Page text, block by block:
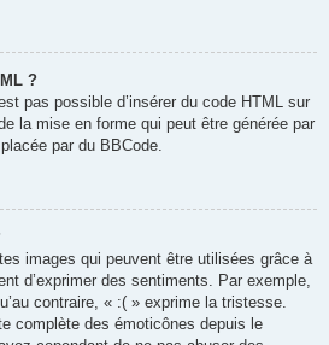
?
pas possible d’insérer du code HTML sur
la mise en forme qui peut être générée par
par du BBCode.
images qui peuvent être utilisées grâce à
d’exprimer des sentiments. Par exemple,
contraire, « :( » exprime la tristesse.
complète des émoticônes depuis le